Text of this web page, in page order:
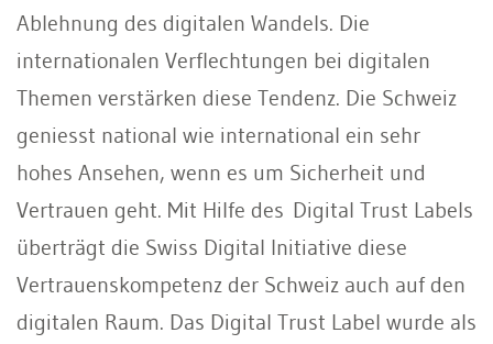
Ablehnung des digitalen Wandels. Die
internationalen Verflechtungen bei digitalen
Themen verstärken diese Tendenz. Die Schweiz
geniesst national wie international ein sehr
hohes Ansehen, wenn es um Sicherheit und
Vertrauen geht. Mit Hilfe des Digital Trust Labels
überträgt die Swiss Digital Initiative diese
Vertrauenskompetenz der Schweiz auch auf den
digitalen Raum. Das Digital Trust Label wurde als